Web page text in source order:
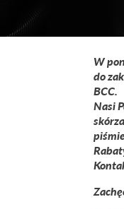
W
do
BCC.
Nasi